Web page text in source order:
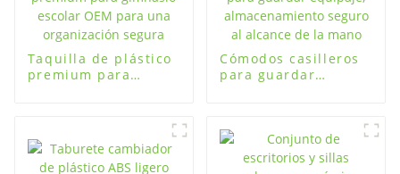
Taquilla de plástico
premium para
organización segura
Cómodos casilleros
para guardar
seguro al alcance de
la mano